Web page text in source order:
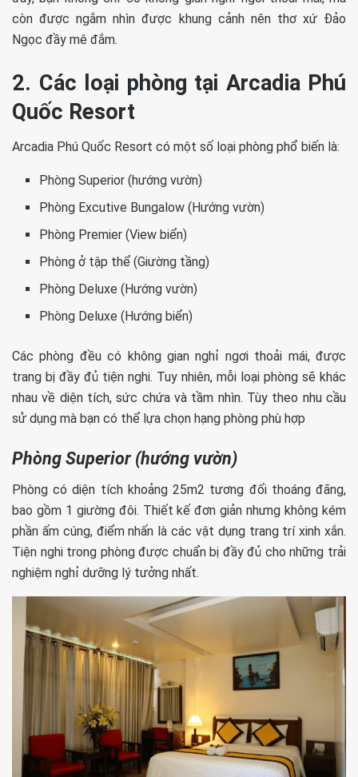
còn được ngắm nhìn được khung cảnh nên thơ xứ Đảo
Ngọc đầy mê đắm.
2. Các loại phòng tại Arcadia Phú
Quốc Resort
Arcadia Phú Quốc Resort có một số loại phòng phổ biến là:
Phòng Superior (hướng vườn)
Phòng Excutive Bungalow (Hướng vườn)
Phòng Premier (View biển)
Phòng ở tập thể (Giường tầng)
Phòng Deluxe (Hướng vườn)
Phòng Deluxe (Hướng biển)
Các phòng đều có không gian nghỉ ngơi thoải mái, được
trang bị đầy đủ tiện nghi. Tuy nhiên, mỗi loại phòng sẽ khác
nhau về diện tích, sức chứa và tầm nhìn. Tùy theo nhu cầu
sử dụng mà bạn có thể lựa chọn hạng phòng phù hợp
Phòng Superior (hướng vườn)
Phòng có diện tích khoảng 25m2 tương đối thoáng đãng,
bao gồm 1 giường đôi. Thiết kế đơn giản nhưng không kém
phần ấm cúng, điểm nhấn là các vật dụng trang trí xinh xắn.
Tiện nghi trong phòng được chuẩn bị đầy đủ cho những trải
nghiệm nghỉ dưỡng lý tưởng nhất.